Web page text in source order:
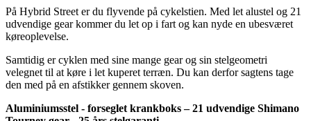
På Hybrid Street er du flyvende på cykelstien. Med let alustel og 21
udvendige gear kommer du let op i fart og kan nyde en ubesværet
køreoplevelse.
Samtidig er cyklen med sine mange gear og sin stelgeometri
velegnet til at køre i let kuperet terræn. Du kan derfor sagtens tage
den med på en afstikker gennem skoven.
Aluminiumsstel - forseglet krankboks – 21 udvendige Shimano